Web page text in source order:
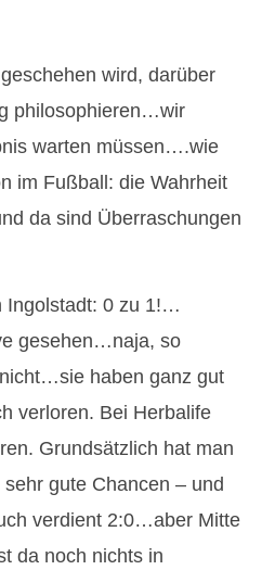
wird, darüber
philosophieren…wir
warten müssen….wie
im Fußball: die Wahrheit
da sind Überraschungen
Ingolstadt: 0 zu 1!…
gesehen…naja, so
haben ganz gut
verloren. Bei Herbalife
Grundsätzlich hat man
gute Chancen – und
verdient 2:0…aber Mitte
da noch nichts in